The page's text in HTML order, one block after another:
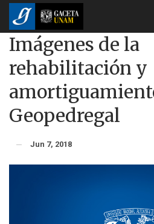
Imágenes de la
rehabilitación y
Geopedregal
Jun 7, 2018